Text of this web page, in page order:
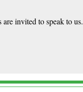
invited to speak to us.